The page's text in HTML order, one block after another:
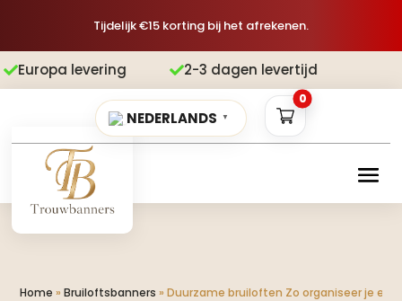
Tijdelijk €15 korting bij het afrekenen.
2-3 dagen levertijd
NEDERLANDS ▼
0
Home »Bruiloftsbanners »Duurzame bruiloften Zo organiseer je